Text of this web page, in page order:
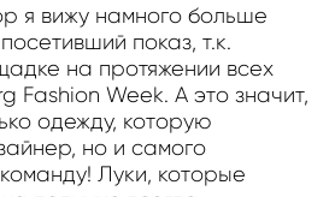
я вижу намного больше
показ, т.к.
на протяжении всех
Fashion Week. А это значит,
одежду, которую
но и самого
Луки, которые